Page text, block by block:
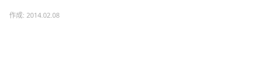
作成: 2014.02.08